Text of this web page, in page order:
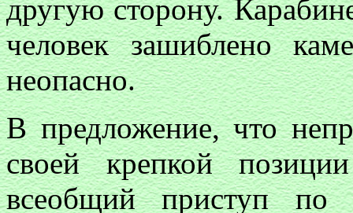
другую сторону.
человек зашиблено
неопасно.
В предложение, что
своей крепкой
всеобщий приступ по